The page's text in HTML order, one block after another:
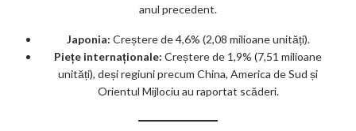
anul precedent.
Japonia: Creștere de 4,6% (2,08 milioane unități).
Piețe internaționale: Creștere de 1,9% (7,51 milioane
unități), deși regiuni precum China, America de Sud și
Orientul Mijlociu au raportat scăderi.